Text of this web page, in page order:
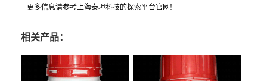
更多信息请参考上海泰坦科技的探索平台官网!
相关产品：